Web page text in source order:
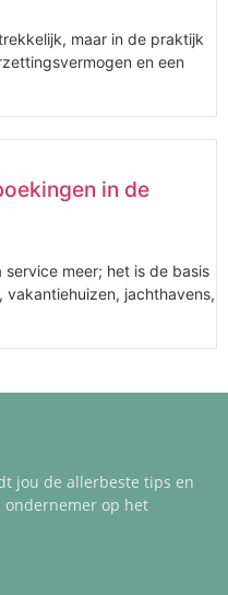
maar in de praktijk
en een
in de
meer; het is de basis
jachthavens,
jou de allerbeste tips en
ondernemer op het